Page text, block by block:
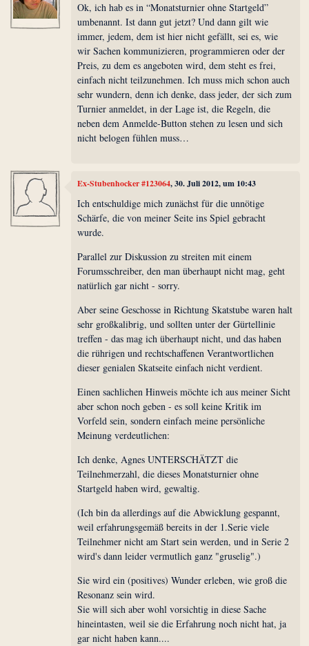
Ok, ich hab es in “Monatsturnier ohne Startgeld”
umbenannt. Ist dann gut jetzt? Und dann gilt wie
immer, jedem, dem ist hier nicht gefällt, sei es, wie
wir Sachen kommunizieren, programmieren oder der
Preis, zu dem es angeboten wird, dem steht es frei,
einfach nicht teilzunehmen. Ich muss mich schon auch
sehr wundern, denn ich denke, dass jeder, der sich zum
Turnier anmeldet, in der Lage ist, die Regeln, die
neben dem Anmelde-Button stehen zu lesen und sich
nicht belogen fühlen muss…
Ex-Stubenhocker #123064, 30. Juli 2012, um 10:43
Ich entschuldige mich zunächst für die unnötige
Schärfe, die von meiner Seite ins Spiel gebracht
wurde.
Parallel zur Diskussion zu streiten mit einem
Forumsschreiber, den man überhaupt nicht mag, geht
natürlich gar nicht - sorry.
Aber seine Geschosse in Richtung Skatstube waren halt
sehr großkalibrig, und sollten unter der Gürtellinie
treffen - das mag ich überhaupt nicht, und das haben
die rührigen und rechtschaffenen Verantwortlichen
dieser genialen Skatseite einfach nicht verdient.
Einen sachlichen Hinweis möchte ich aus meiner Sicht
aber schon noch geben - es soll keine Kritik im
Vorfeld sein, sondern einfach meine persönliche
Meinung verdeutlichen:
Ich denke, Agnes UNTERSCHÄTZT die
Teilnehmerzahl, die dieses Monatsturnier ohne
Startgeld haben wird, gewaltig.
(Ich bin da allerdings auf die Abwicklung gespannt,
weil erfahrungsgemäß bereits in der 1.Serie viele
Teilnehmer nicht am Start sein werden, und in Serie 2
wird's dann leider vermutlich ganz "gruselig".)
Sie wird ein (positives) Wunder erleben, wie groß die
Resonanz sein wird.
Sie will sich aber wohl vorsichtig in diese Sache
hineintasten, weil sie die Erfahrung noch nicht hat, ja
gar nicht haben kann....